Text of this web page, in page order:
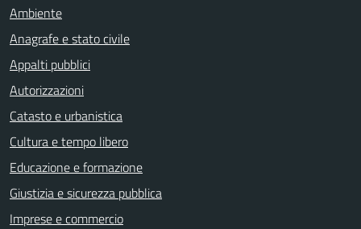
Ambiente
Anagrafe e stato civile
Appalti pubblici
Autorizzazioni
Catasto e urbanistica
Cultura e tempo libero
Educazione e formazione
Giustizia e sicurezza pubblica
Imprese e commercio